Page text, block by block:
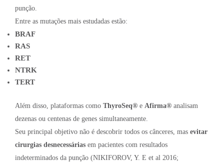
punção.
Entre as mutações mais estudadas estão:
BRAF
RAS
RET
NTRK
TERT
Além disso, plataformas como ThyroSeq® e Afirma® analisam
dezenas ou centenas de genes simultaneamente.
Seu principal objetivo não é descobrir todos os cânceres, mas evitar
cirurgias desnecessárias em pacientes com resultados
indeterminados da punção (NIKIFOROV, Y. E et al 2016;